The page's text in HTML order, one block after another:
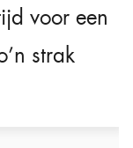
voor een
strak